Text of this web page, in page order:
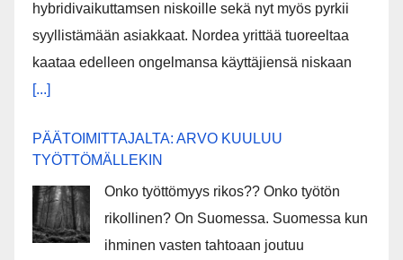
hybridivaikuttamsen niskoille sekä nyt myös pyrkii
syyllistämään asiakkaat. Nordea yrittää tuoreeltaa
kaataa edelleen ongelmansa käyttäjiensä niskaan
[...]
PÄÄTOIMITTAJALTA: ARVO KUULUU
TYÖTTÖMÄLLEKIN
Onko työttömyys rikos?? Onko työtön
rikollinen? On Suomessa. Suomessa kun
ihminen vasten tahtoaan joutuu